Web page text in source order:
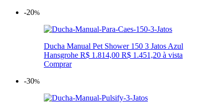
-20%
Ducha Manual Pet Shower 150 3 Jatos Azul
Hansgrohe R$ 1.814,00 R$ 1.451,20 à vista
Comprar
-30%